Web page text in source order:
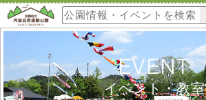
EVENT
イベント・教室